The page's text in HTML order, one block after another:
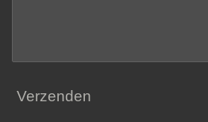
Verzenden